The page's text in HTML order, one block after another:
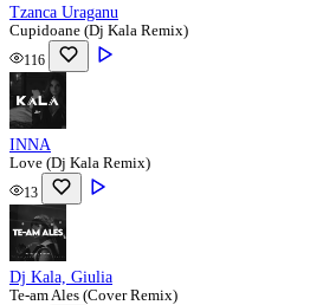
Tzanca Uraganu
Cupidoane (Dj Kala Remix)
116
INNA
Love (Dj Kala Remix)
13
Dj Kala, Giulia
Te-am Ales (Cover Remix)